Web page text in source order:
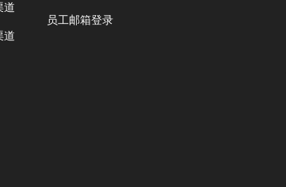
道
道
员工邮箱登录